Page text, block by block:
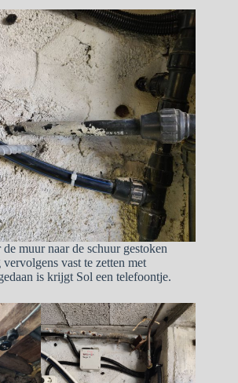
muur naar de schuur gestoken
vast te zetten met
is krijgt Sol een telefoontje.